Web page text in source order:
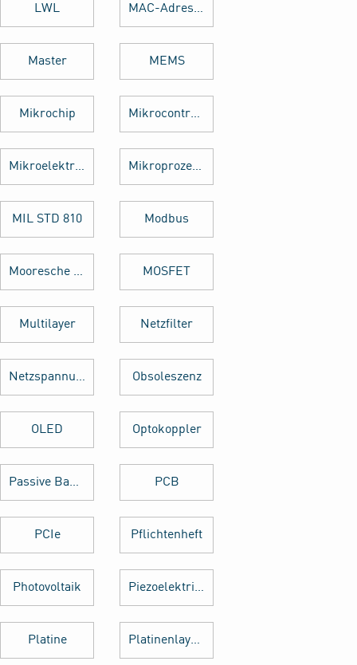
LWL MAC-Adresse
Master MEMS
Mikrochip Mikrocontroller
Mikroelektronik Mikroprozessor
MIL STD 810 Modbus
Mooresche Gesetz MOSFET
Multilayer Netzfilter
Netzspannung Obsoleszenz
OLED Optokoppler
Passive Bauelemente PCB
PCIe Pflichtenheft
Photovoltaik Piezoelektrischer Sensor
Platine Platinenlayout